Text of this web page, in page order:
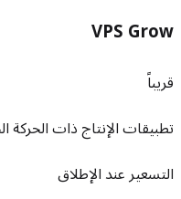
VPS Grow
قريباً
تطبيقات الإنتاج ذات الحركة
التسعير عند الإطلاق